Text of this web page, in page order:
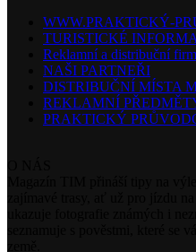
WWW.PRAKTICKÝ-
TURISTICKÉ
Reklamní a distribuční
NAŠI PARTNEŘI
DISTRIBUČNÍ MÍSTA
REKLAMNÍ
PRAKTICKÝ